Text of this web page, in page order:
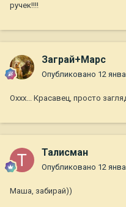
ручек!!!!
Заграй+Марс
Опубликовано 12
Оххх... Красавец, просто
Талисман
Опубликовано 12
Маша, забирай))